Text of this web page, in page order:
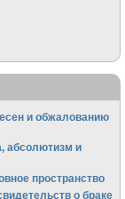
и обжалованию
абсолютизм и
пространство
о браке